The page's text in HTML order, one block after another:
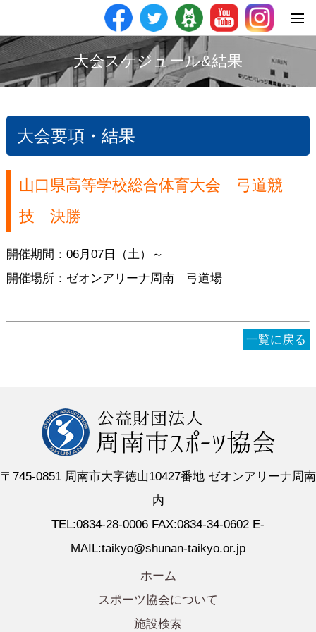
大会スケジュール&結果
大会要項・結果
山口県高等学校総合体育大会 弓道競
技 決勝
開催期間：06月07日（土）～
開催場所：ゼオンアリーナ周南 弓道場
一覧に戻る
〒745-0851 周南市大字徳山10427番地 ゼオンアリーナ周南
内
TEL:0834-28-0006 FAX:0834-34-0602 E-
MAIL:taikyo@shunan-taikyo.or.jp
ホーム
スポーツ協会について
施設検索